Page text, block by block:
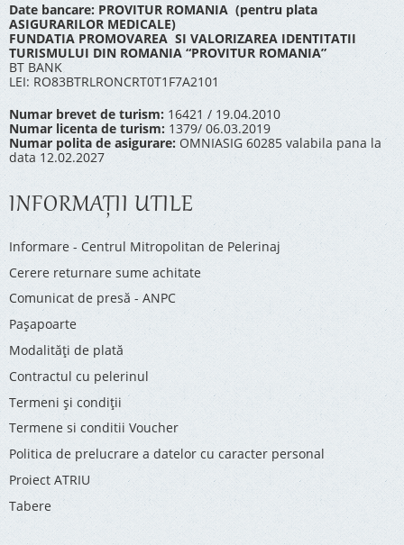
Date bancare: PROVITUR ROMANIA (pentru plata
ASIGURARILOR MEDICALE)
FUNDATIA PROMOVAREA SI VALORIZAREA IDENTITATII
TURISMULUI DIN ROMANIA “PROVITUR ROMANIA”
BT BANK
LEI: RO83BTRLRONCRT0T1F7A2101
Numar brevet de turism: 16421 / 19.04.2010
Numar licenta de turism: 1379/ 06.03.2019
Numar polita de asigurare: OMNIASIG 60285 valabila pana la
data 12.02.2027
INFORMAŢII UTILE
Informare - Centrul Mitropolitan de Pelerinaj
Cerere returnare sume achitate
Comunicat de presă - ANPC
Pașapoarte
Modalități de plată
Contractul cu pelerinul
Termeni și condiții
Termene si conditii Voucher
Politica de prelucrare a datelor cu caracter personal
Proiect ATRIU
Tabere